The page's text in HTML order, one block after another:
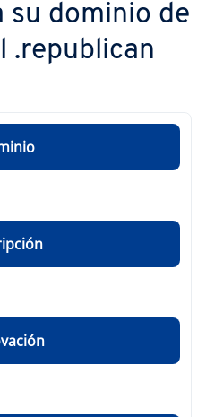
su dominio de
.republican